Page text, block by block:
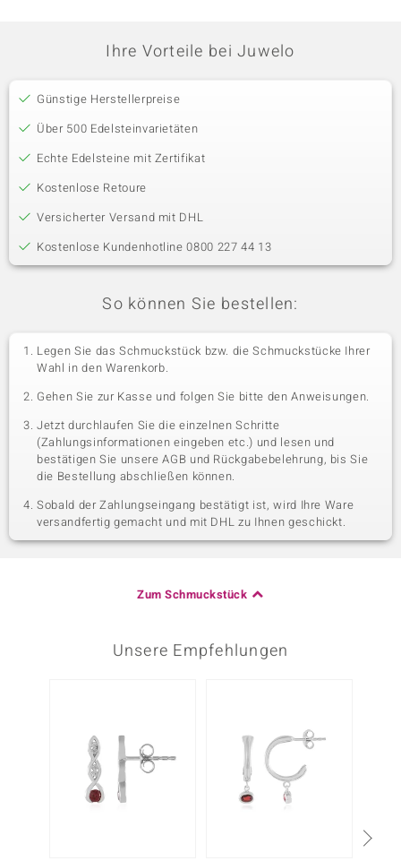
Ihre Vorteile bei Juwelo
Günstige Herstellerpreise
Über 500 Edelsteinvarietäten
Echte Edelsteine mit Zertifikat
Kostenlose Retoure
Versicherter Versand mit DHL
Kostenlose Kundenhotline 0800 227 44 13
So können Sie bestellen:
Legen Sie das Schmuckstück bzw. die Schmuckstücke Ihrer
Wahl in den Warenkorb.
Gehen Sie zur Kasse und folgen Sie bitte den Anweisungen.
Jetzt durchlaufen Sie die einzelnen Schritte
(Zahlungsinformationen eingeben etc.) und lesen und
bestätigen Sie unsere AGB und Rückgabebelehrung, bis Sie
die Bestellung abschließen können.
Sobald der Zahlungseingang bestätigt ist, wird Ihre Ware
versandfertig gemacht und mit DHL zu Ihnen geschickt.
Zum Schmuckstück
Unsere Empfehlungen